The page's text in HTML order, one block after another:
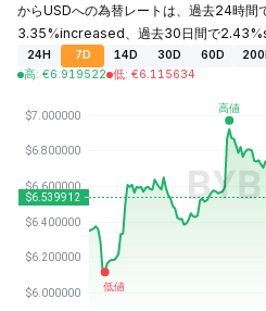
からUSDへの為替レートは、過去24時
3.35%increased、過去30日間で
24H 7D 14D 30D 60D
高: €6.919522 低: €6.115634
最終更新日時：2026-08-08、12:13 GMT+0